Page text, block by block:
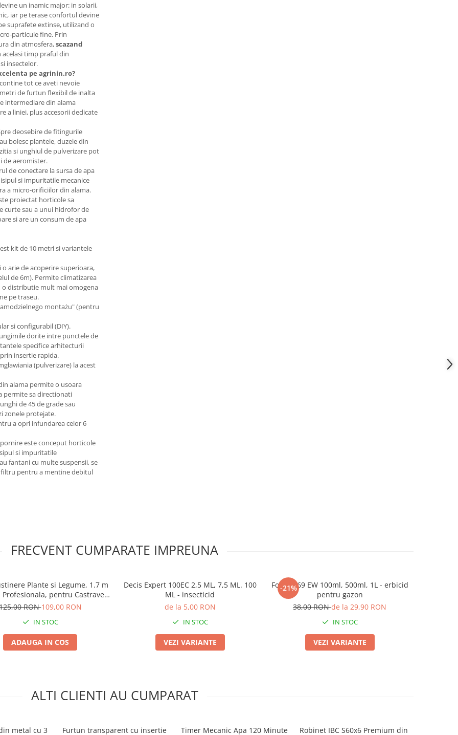
un inamic major: in solarii,
iar pe terase confortul devine
suprafete extinse, utilizand o
particule fine. Prin
din atmosfera,scazand
acelasi timp praful din
insectelor.
pe agrinin.ro?
tot ce aveti nevoie
de furtun flexibil de inalta
intermediare din alama
a liniei, plus accesorii dedicate
deosebire de fitingurile
bolesc plantele, duzele din
si unghiul de pulverizare pot
de aeromister.
de conectare la sursa de apa
si impuritatile mecanice
a micro-orificiilor din alama.
proiectat horticole sa
curte sau a unui hidrofor de
si are un consum de apa
kit de 10 metri si variantele
arie de acoperire superioara,
de 6m). Permite climatizarea
o distributie mult mai omogena
pe traseu.
montażu" (pentru
si configurabil (DIY).
dorite intre punctele de
specifice arhitecturii
insertie rapida.
(pulverizare) la acest
alama permite o usoara
permite sa directionati
de 45 de grade sau
zonele protejate.
a opri infundarea celor 6
este conceput horticole
si impuritatile
fantani cu multe suspensii, se
filtru pentru a mentine debitul
FRECVENT CUMPARATE IMPREUNA
Plante si Legume, 1.7 m
Profesionala, pentru Castraveti
si Fasole
RON109,00 RON
IN STOC
ADAUGA IN COS
Decis Expert 100EC 2,5 ML, 7,5 ML. 100
ML - insecticid
de la 5,00 RON
IN STOC
VEZI VARIANTE
-21%
Foxtrot 69 EW 100ml, 500ml, 1L - erbicid
pentru gazon
38,00 RONde la 29,90 RON
IN STOC
VEZI VARIANTE
ALTI CLIENTI AU CUMPARAT
metal cu 3
Furtun transparent cu insertie
Timer Mecanic Apa 120 Minute
Robinet IBC S60x6 Premium din